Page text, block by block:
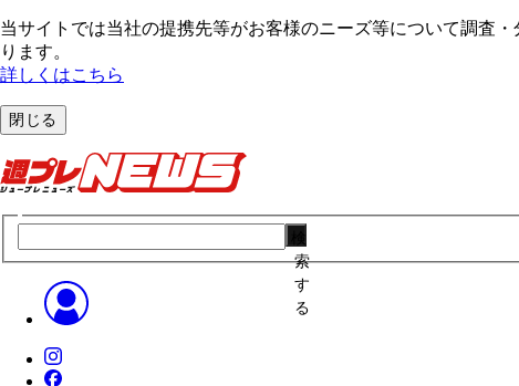
当サイトでは当社の提携先等がお客様のニーズ等について調査
ります。
詳しくはこちら
閉じる
索
す
る